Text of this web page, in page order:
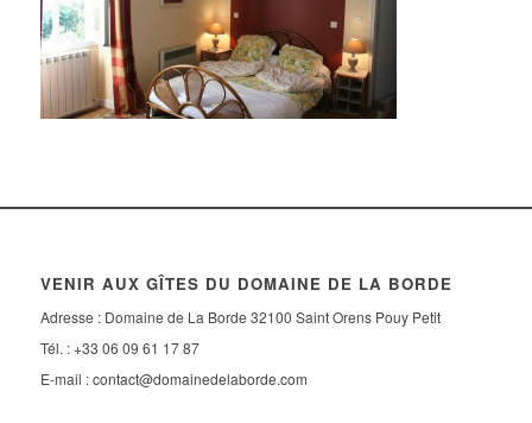
VENIR AUX GÎTES DU DOMAINE DE LA BORDE
Adresse : Domaine de La Borde 32100 Saint Orens Pouy Petit
Tél. : +33 06 09 61 17 87
E-mail :contact@domainedelaborde.com